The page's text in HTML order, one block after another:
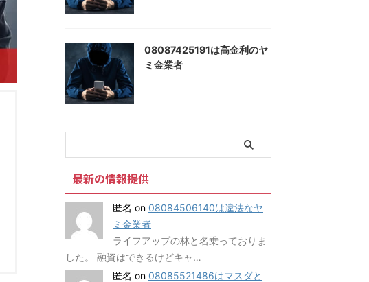
08087425191は高金利のヤ
ミ金業者
最新の情報提供
匿名 on 08084506140は違法なヤ
ミ金業者
ライフアップの林と名乗っておりま
した。 融資はできるけどキャ…
匿名 on 08085521486はマスダと